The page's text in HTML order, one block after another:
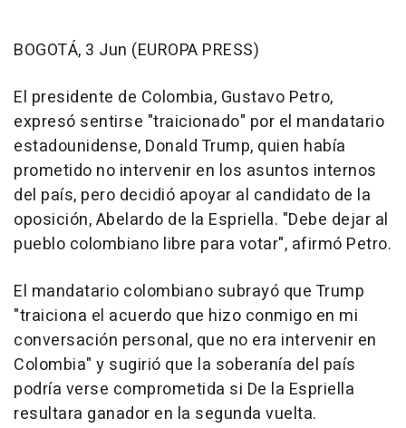
BOGOTÁ, 3 Jun (EUROPA PRESS)
El presidente de Colombia, Gustavo Petro,
expresó sentirse "traicionado" por el mandatario
estadounidense, Donald Trump, quien había
prometido no intervenir en los asuntos internos
del país, pero decidió apoyar al candidato de la
oposición, Abelardo de la Espriella. "Debe dejar al
pueblo colombiano libre para votar", afirmó Petro.
El mandatario colombiano subrayó que Trump
"traiciona el acuerdo que hizo conmigo en mi
conversación personal, que no era intervenir en
Colombia" y sugirió que la soberanía del país
podría verse comprometida si De la Espriella
resultara ganador en la segunda vuelta.